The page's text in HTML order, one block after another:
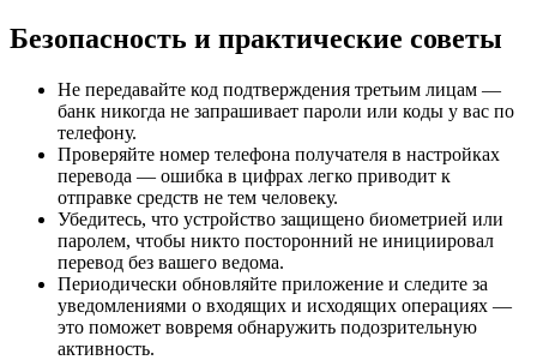
Безопасность и практические советы
Не передавайте код подтверждения третьим лицам —
банк никогда не запрашивает пароли или коды у вас по
телефону.
Проверяйте номер телефона получателя в настройках
перевода — ошибка в цифрах легко приводит к
отправке средств не тем человеку.
Убедитесь, что устройство защищено биометрией или
паролем, чтобы никто посторонний не инициировал
перевод без вашего ведома.
Периодически обновляйте приложение и следите за
уведомлениями о входящих и исходящих операциях —
это поможет вовремя обнаружить подозрительную
активность.